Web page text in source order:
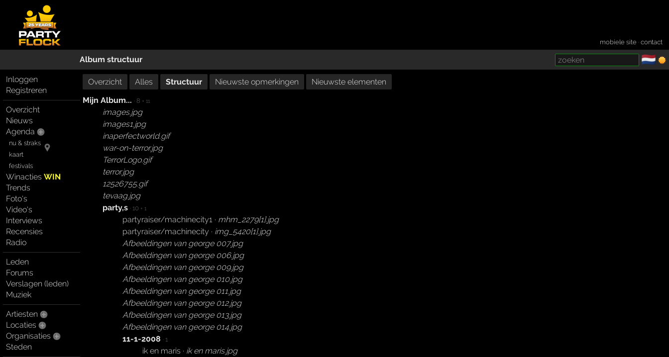
mobiele site ·contact
Album structuur 🇳🇱
Inloggen
Registreren
Overzicht
Nieuws
Agenda
nu & straks
kaart
festivals
WinactiesWIN
Trends
Foto's
Video's
Interviews
Recensies
Radio
Leden
Forums
Verslagen (leden)
Muziek
Artiesten
Locaties
Organisaties
Steden
Overzicht Alles Structuur Nieuwste opmerkingen
Nieuwste elementen
Mijn Album... · 8 + 11
images.jpg
images1.jpg
inaperfectworld.gif
war-on-terror.jpg
TerrorLogo.gif
terror.jpg
12526755.gif
tevaag.jpg
party,s · 10 + 1
partyraiser/machinecity1 · mhm_2279[1].jpg
partyraiser/machinecity · img_5420[1].jpg
Afbeeldingen van george 007.jpg
Afbeeldingen van george 006.jpg
Afbeeldingen van george 009.jpg
Afbeeldingen van george 010.jpg
Afbeeldingen van george 011.jpg
Afbeeldingen van george 012.jpg
Afbeeldingen van george 013.jpg
Afbeeldingen van george 014.jpg
11-1-2008 · 1
ik en maris · ik en maris.jpg